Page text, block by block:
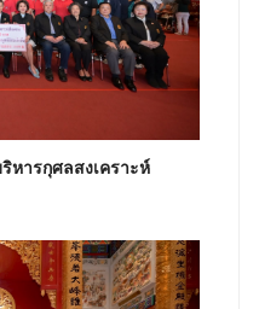
หารกุศลสงเคราะห์